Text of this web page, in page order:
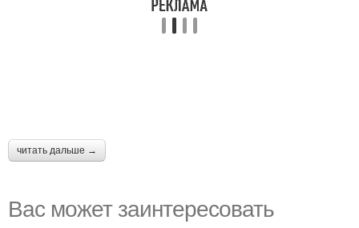
читать дальше →
Вас может заинтересовать